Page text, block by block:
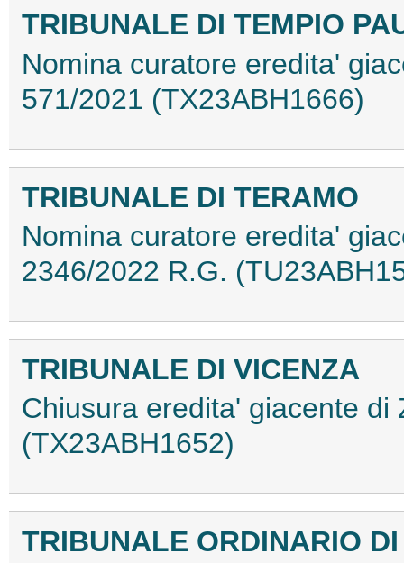
TRIBUNALE DI TEMPIO
Nomina curatore eredita'
571/2021 (TX23ABH1666)
TRIBUNALE DI TERAMO
Nomina curatore eredita'
2346/2022 R.G.
TRIBUNALE DI VICENZA
Chiusura eredita' giacente di
(TX23ABH1652)
TRIBUNALE ORDINARIO